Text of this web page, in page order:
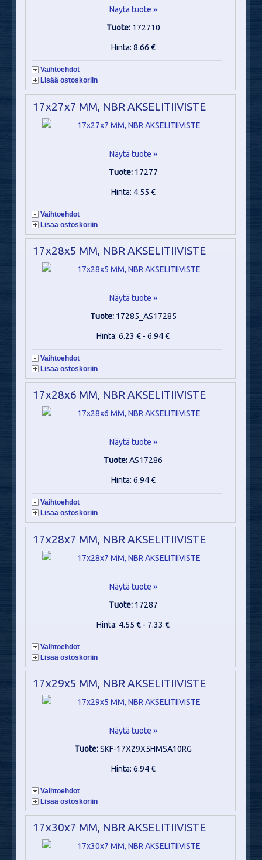
Näytä tuote »
Tuote: 172710
Hinta: 8.66 €
Vaihtoehdot
Lisää ostoskoriin
17x27x7 MM, NBR AKSELITIIVISTE
Näytä tuote »
Tuote: 17277
Hinta: 4.55 €
Vaihtoehdot
Lisää ostoskoriin
17x28x5 MM, NBR AKSELITIIVISTE
Näytä tuote »
Tuote: 17285_AS17285
Hinta: 6.23 € - 6.94 €
Vaihtoehdot
Lisää ostoskoriin
17x28x6 MM, NBR AKSELITIIVISTE
Näytä tuote »
Tuote:AS17286
Hinta: 6.94 €
Vaihtoehdot
Lisää ostoskoriin
17x28x7 MM, NBR AKSELITIIVISTE
Näytä tuote »
Tuote: 17287
Hinta: 4.55 € - 7.33 €
Vaihtoehdot
Lisää ostoskoriin
17x29x5 MM, NBR AKSELITIIVISTE
Näytä tuote »
Tuote:SKF-17X29X5HMSA10RG
Hinta: 6.94 €
Vaihtoehdot
Lisää ostoskoriin
17x30x7 MM, NBR AKSELITIIVISTE